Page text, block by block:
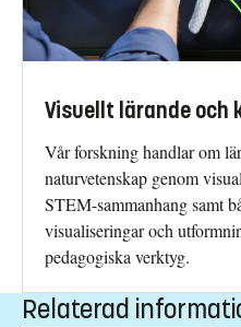
Visuellt lärande och
Vår forskning handlar om
naturvetenskap genom
STEM-sammanhang samt
visualiseringar och
pedagogiska verktyg.
Relaterad